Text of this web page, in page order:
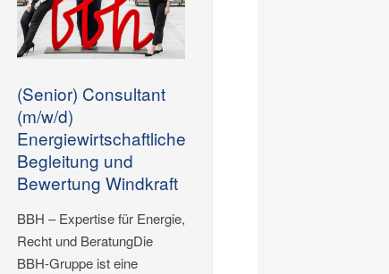
(Senior) Consultant
(m/w/d)
Energiewirtschaftliche
Begleitung und
Bewertung Windkraft
BBH – Expertise für Energie,
Recht und BeratungDie
BBH-Gruppe ist eine